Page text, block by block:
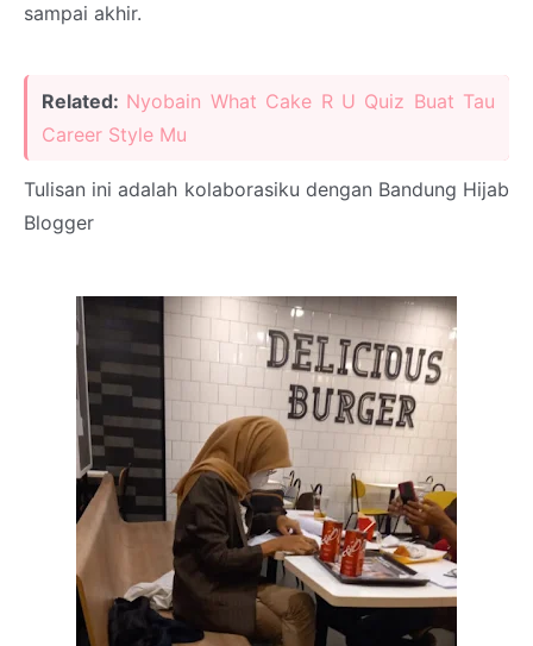
sampai akhir.
Related: Nyobain What Cake R U Quiz Buat Tau
Career Style Mu
Tulisan ini adalah kolaborasiku dengan Bandung Hijab
Blogger